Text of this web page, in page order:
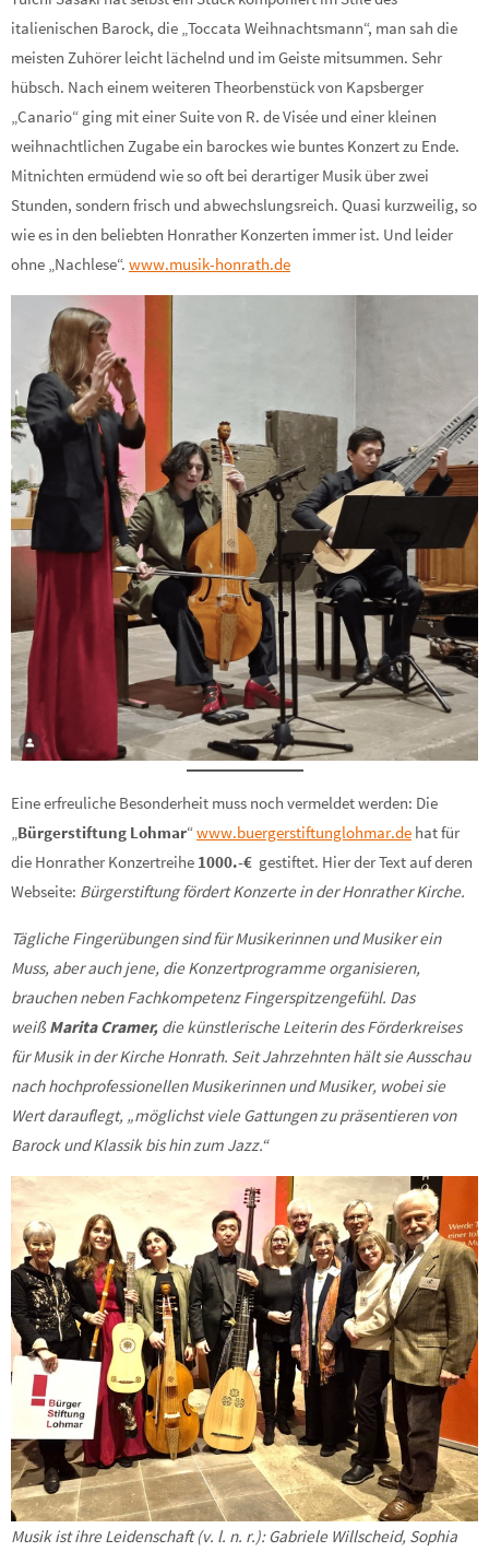
italienischen Barock, die „Toccata Weihnachtsmann“, man sah die
meisten Zuhörer leicht lächelnd und im Geiste mitsummen. Sehr
hübsch. Nach einem weiteren Theorbenstück von Kapsberger
„Canario“ ging mit einer Suite von R. de Visée und einer kleinen
weihnachtlichen Zugabe ein barockes wie buntes Konzert zu Ende.
Mitnichten ermüdend wie so oft bei derartiger Musik über zwei
Stunden, sondern frisch und abwechslungsreich. Quasi kurzweilig, so
wie es in den beliebten Honrather Konzerten immer ist. Und leider
ohne „Nachlese“. www.musik-honrath.de
Eine erfreuliche Besonderheit muss noch vermeldet werden: Die
„Bürgerstiftung Lohmar“www.buergerstiftunglohmar.de hat für
die Honrather Konzertreihe 1000.-€ gestiftet. Hier der Text auf deren
Webseite: Bürgerstiftung fördert Konzerte in der Honrather Kirche.
Tägliche Fingerübungen sind für Musikerinnen und Musiker ein
Muss, aber auch jene, die Konzertprogramme organisieren,
brauchen neben Fachkompetenz Fingerspitzengefühl. Das
weiß Marita Cramer, die künstlerische Leiterin des Förderkreises
für Musik in der Kirche Honrath. Seit Jahrzehnten hält sie Ausschau
nach hochprofessionellen Musikerinnen und Musiker, wobei sie
Wert darauflegt, „möglichst viele Gattungen zu präsentieren von
Barock und Klassik bis hin zum Jazz.“
Musik ist ihre Leidenschaft (v. l. n. r.): Gabriele Willscheid, Sophia